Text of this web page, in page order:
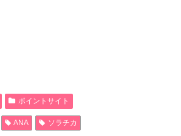
ポイントサイト
ANA ソラチカ